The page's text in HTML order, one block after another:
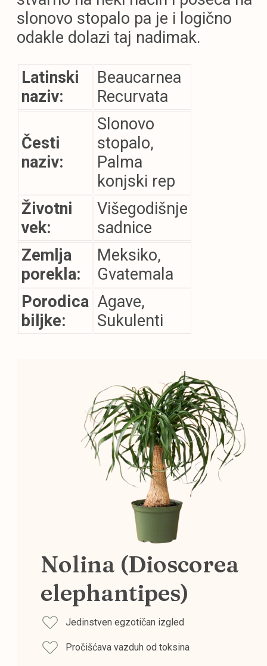
slonovo stopalo pa je i logično
odakle dolazi taj nadimak.
Latinski
naziv:
Beaucarnea
Recurvata
Česti
naziv:
Slonovo
stopalo,
Palma
konjski rep
Životni
vek:
Višegodišnje
sadnice
Zemlja
porekla:
Meksiko,
Gvatemala
Porodica
biljke:
Agave,
Sukulenti
Nolina (Dioscorea
elephantipes)
Jedinstven egzotičan izgled
Pročišćava vazduh od toksina